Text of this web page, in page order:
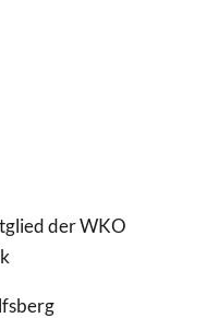
der WKO